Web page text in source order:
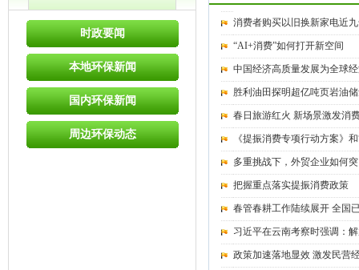
时政要闻
本地环保新闻
国内环保新闻
周边环保动态
消费者购买以旧换新家电近
“AI+消费”如何打开新空间
中国经济高质量发展为全球
胜利油田探明超亿吨页岩油
春日旅游红火 新场景激发消
《提振消费专项行动方案》
多重挑战下，外贸企业如何
把握重点落实提振消费政策
春管春耕工作陆续展开 全国
习近平在云南考察时强调：
政策加速落地显效 激发民营